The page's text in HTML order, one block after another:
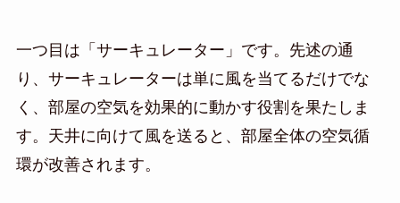
一つ目は「サーキュレーター」です。先述の通
り、サーキュレーターは単に風を当てるだけでな
く、部屋の空気を効果的に動かす役割を果たしま
す。天井に向けて風を送ると、部屋全体の空気循
環が改善されます。